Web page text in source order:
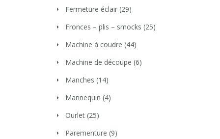
Fermeture éclair (29)
Fronces – plis – smocks (25)
Machine à coudre (44)
Machine de découpe (6)
Manches (14)
Mannequin (4)
Ourlet (25)
Parementure (9)